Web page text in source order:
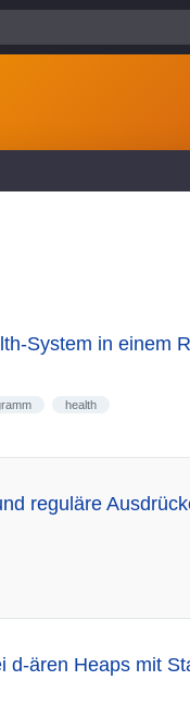
System in einem
health
reguläre
d-ären Heaps mit